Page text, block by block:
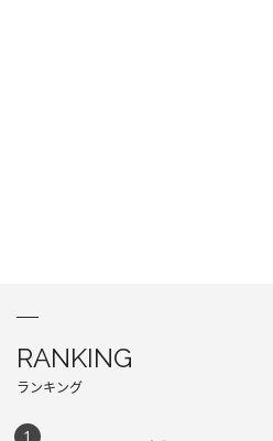
RANKING
ランキング